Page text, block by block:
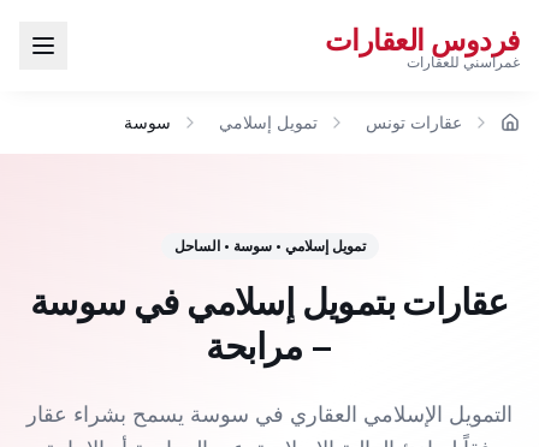
فردوس العقارات
غمراسني للعقارات
الرئيسية عقارات تونس تمويل إسلامي سوسة
تمويل إسلامي •سوسة •الساحل
عقارات بتمويل إسلامي في سوسة
– مرابحة
التمويل الإسلامي العقاري في سوسة يسمح بشراء عقار